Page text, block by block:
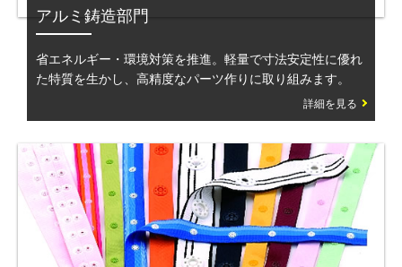
アルミ鋳造部門
省エネルギー・環境対策を推進。軽量で寸法安定性に優れ
た特質を生かし、高精度なパーツ作りに取り組みます。
詳細を見る